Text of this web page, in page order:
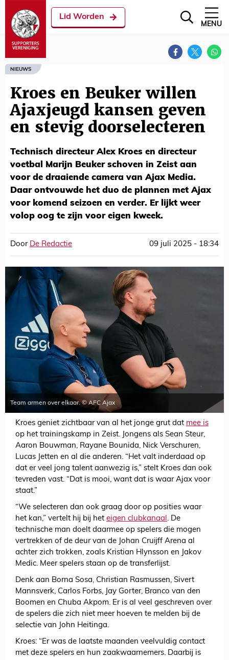
Lid Worden
MENU
NIEUWS
Kroes en Beuker willen
Ajaxjeugd kansen geven
en stevig doorselecteren
Technisch directeur Alex Kroes en directeur
voetbal Marijn Beuker schoven in Zeist aan
voor de draaiende camera van Ajax Media.
Daar ontvouwde het duo de plannen met Ajax
voor komend seizoen en verder. Er lijkt weer
volop oog te zijn voor eigen kweek.
Door De Redactie 09 juli 2025 - 18:34
Team armen over elkaar. © AFC Ajax
Kroes geniet zichtbaar van al het jonge grut dat mee is
op het trainingskamp in Zeist. Jongens als Sean Steur,
Aaron Bouwman, Rayane Bounida, Nick Verschuren,
Lucas Jetten en al die anderen. “Het valt inderdaad op
dat er veel jong talent aanwezig is,” stelt Kroes dan ook
tevreden vast. “Dat is mooi, want dat is waar Ajax voor
staat.”
“We selecteren dan ook graag door op posities waar
het kan,” vertelt hij bij het eigen clubkanaal. De
technische man doelt daarmee op spelers die mogen
vertrekken of de deur van de Johan Cruijff Arena al
achter zich trokken, zoals Kristian Hlynsson en Jakov
Medic. Meer spelers staan op de transferlijst.
Denk aan Borna Sosa, Christian Rasmussen, Sivert
Mannsverk, Carlos Forbs, Jay Gorter, Branco van den
Boomen en Chuba Akpom. Er is al veel geschreven over
de spelers die zich niet meer hoeven te melden bij de
selectie van John Heitinga.
Kroes: “Er was de laatste maanden veelvuldig contact
met deze spelers en hun zaakwaarnemers. Daarbij is